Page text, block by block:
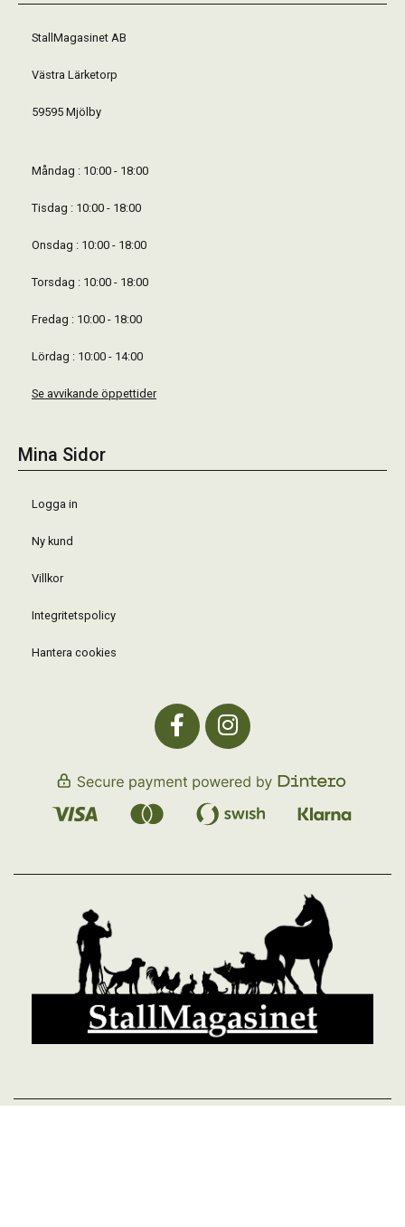
StallMagasinet AB
Västra Lärketorp
59595 Mjölby
Måndag : 10:00 - 18:00
Tisdag : 10:00 - 18:00
Onsdag : 10:00 - 18:00
Torsdag : 10:00 - 18:00
Fredag : 10:00 - 18:00
Lördag : 10:00 - 14:00
Se avvikande öppettider
Mina Sidor
Logga in
Ny kund
Villkor
Integritetspolicy
Hantera cookies